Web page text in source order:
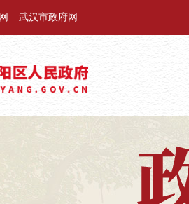
武汉市政府网